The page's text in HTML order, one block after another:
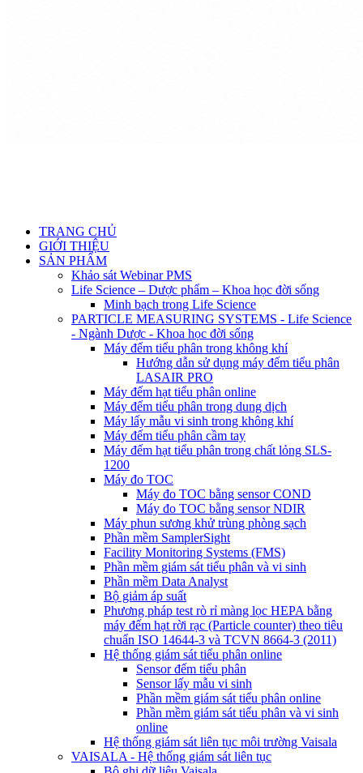
TRANG CHỦ
GIỚI THIỆU
SẢN PHẨM
Khảo sát Webinar PMS
Life Science – Dược phẩm – Khoa học đời sống
Minh bạch trong Life Science
PARTICLE MEASURING SYSTEMS - Life Science
- Ngành Dược - Khoa học đời sống
Máy đếm tiểu phân trong không khí
Hướng dẫn sử dụng máy đếm tiểu phân
LASAIR PRO
Máy đếm hạt tiểu phân online
Máy đếm tiểu phân trong dung dịch
Máy lấy mẫu vi sinh trong không khí
Máy đếm tiểu phân cầm tay
Máy đếm hạt tiểu phân trong chất lỏng SLS-
1200
Máy đo TOC
Máy đo TOC bằng sensor COND
Máy đo TOC bằng sensor NDIR
Máy phun sương khử trùng phòng sạch
Phần mềm SamplerSight
Facility Monitoring Systems (FMS)
Phần mềm giám sát tiểu phân và vi sinh
Phần mềm Data Analyst
Bộ giảm áp suất
Phương pháp test rò rỉ màng lọc HEPA bằng
máy đếm hạt rời rạc (Particle counter) theo tiêu
chuẩn ISO 14644-3 và TCVN 8664-3 (2011)
Hệ thống giám sát tiểu phân online
Sensor đếm tiểu phân
Sensor lấy mẫu vi sinh
Phần mềm giám sát tiểu phân online
Phần mềm giám sát tiểu phân và vi sinh
online
Hệ thống giám sát liên tục môi trường Vaisala
VAISALA - Hệ thống giám sát liên tục